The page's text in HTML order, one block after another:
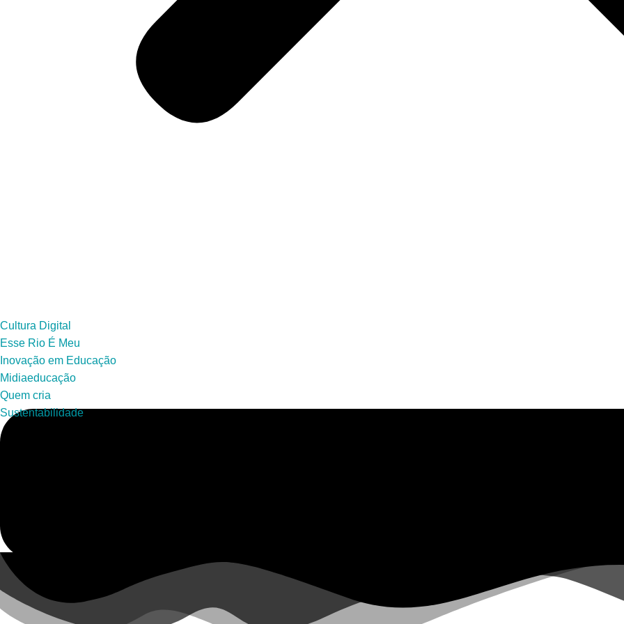
Cultura Digital
Esse Rio É Meu
Inovação em Educação
Midiaeducação
Quem cria
Sustentabilidade